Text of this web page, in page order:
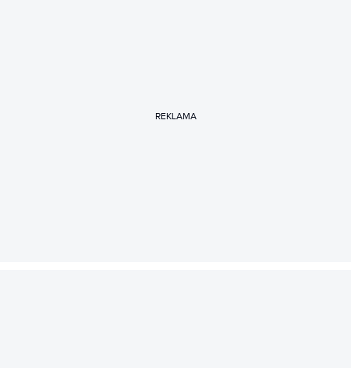
REKLAMA